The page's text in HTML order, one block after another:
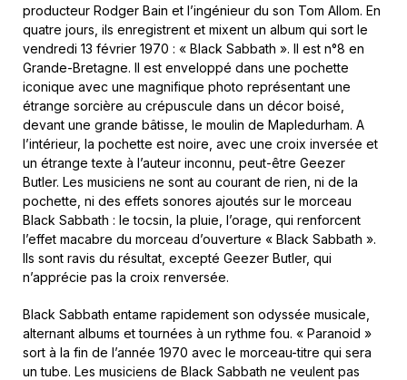
producteur Rodger Bain et l’ingénieur du son Tom Allom. En
quatre jours, ils enregistrent et mixent un album qui sort le
vendredi 13 février 1970 : « Black Sabbath ». Il est n°8 en
Grande-Bretagne. Il est enveloppé dans une pochette
iconique avec une magnifique photo représentant une
étrange sorcière au crépuscule dans un décor boisé,
devant une grande bâtisse, le moulin de Mapledurham. A
l’intérieur, la pochette est noire, avec une croix inversée et
un étrange texte à l’auteur inconnu, peut-être Geezer
Butler. Les musiciens ne sont au courant de rien, ni de la
pochette, ni des effets sonores ajoutés sur le morceau
Black Sabbath : le tocsin, la pluie, l’orage, qui renforcent
l’effet macabre du morceau d’ouverture « Black Sabbath ».
Ils sont ravis du résultat, excepté Geezer Butler, qui
n’apprécie pas la croix renversée.
Black Sabbath entame rapidement son odyssée musicale,
alternant albums et tournées à un rythme fou. « Paranoid »
sort à la fin de l’année 1970 avec le morceau-titre qui sera
un tube. Les musiciens de Black Sabbath ne veulent pas